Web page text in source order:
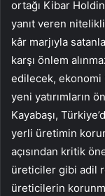
ortağı Kibar
yanıt veren
kâr marjıyla
karşı önlem
edilecek,
yeni yatırımların
Kayabaşı,
yerli üretimin
açısından kritik
üreticiler gibi adil
üreticilerin